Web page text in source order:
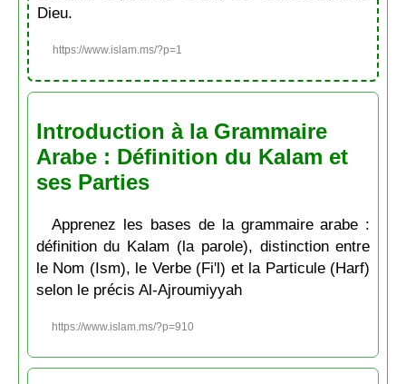
Dieu.
https://www.islam.ms/?p=1
Introduction à la Grammaire
Arabe : Définition du Kalam et
ses Parties
Apprenez les bases de la grammaire arabe :
définition du Kalam (la parole), distinction entre
le Nom (Ism), le Verbe (Fi'l) et la Particule (Harf)
selon le précis Al-Ajroumiyyah
https://www.islam.ms/?p=910